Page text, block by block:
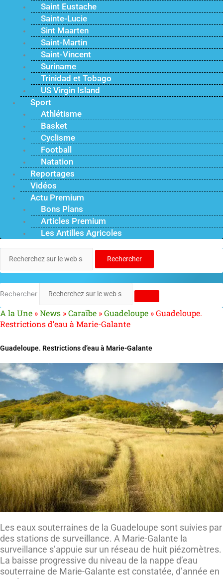
Saint Eustache
Sainte-Lucie
Sint Maarten
Saint-Martin
Saint-Vincent
Suriname
Trinidad et Tobago
US Virgin Island
Sport
Athlétisme
Basket
Cyclisme
Football
Natation
Reportages
Vidéos
Actu Premium
Bons Plans
Articles Premium
Les Antilles Agricoles
Rechercher
Rechercher
A la Une »News »Caraïbe »Guadeloupe »Guadeloupe.
Restrictions d’eau à Marie-Galante
Guadeloupe. Restrictions d’eau à Marie-Galante
Les eaux souterraines de la Guadeloupe sont suivies par
des stations de surveillance. A Marie-Galante la
surveillance s’appuie sur un réseau de huit piézomètres.
La baisse progressive du niveau de la nappe d’eau
souterraine de Marie-Galante est constatée, d’année en